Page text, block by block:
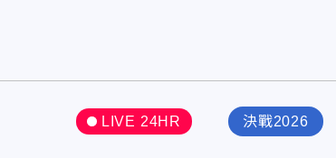
LIVE 24HR 決戰2026